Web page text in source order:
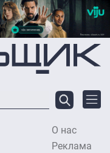
О нас
Реклама